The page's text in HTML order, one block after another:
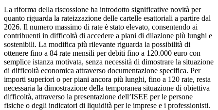
La riforma della riscossione ha introdotto significative novità per
quanto riguarda la rateizzazione delle cartelle esattoriali a partire dal
2026. Il numero massimo di rate è stato elevato, consentendo ai
contribuenti in difficoltà di accedere a piani di dilazione più lunghi e
sostenibili. La modifica più rilevante riguarda la possibilità di
ottenere fino a 84 rate mensili per debiti fino a 120.000 euro con
semplice istanza motivata, senza necessità di dimostrare la situazione
di difficoltà economica attraverso documentazione specifica. Per
importi superiori o per piani ancora più lunghi, fino a 120 rate, resta
necessaria la dimostrazione della temporanea situazione di obiettiva
difficoltà, attraverso la presentazione dell’ISEE per le persone
fisiche o degli indicatori di liquidità per le imprese e i professionisti.